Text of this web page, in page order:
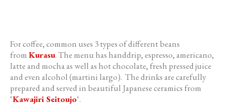
For coffee,common uses 3 types of different beans
fromKurasu. The menu has handdrip, espresso, americano,
latte and mocha as well as hot chocolate, fresh pressed juice
and even alcohol (martini largo). The drinks are carefully
prepared and served in beautiful Japanese ceramics from
‘Kawajiri Seitoujo‘.